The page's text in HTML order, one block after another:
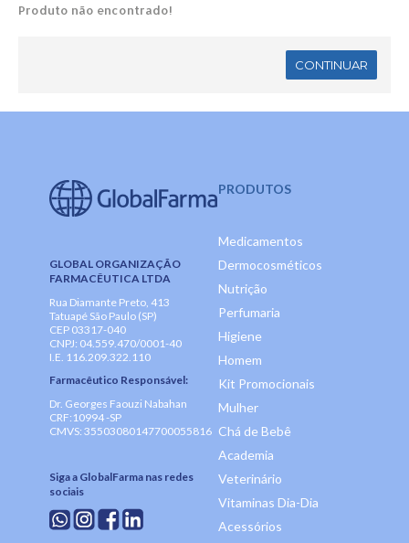
Produto não encontrado!
CONTINUAR
GLOBAL ORGANIZAÇÃO
FARMACÊUTICA LTDA
Rua Diamante Preto, 413
Tatuapé São Paulo (SP)
CEP 03317-040
CNPJ: 04.559.470/0001-40
I.E. 116.209.322.110
Farmacêutico Responsável:
Dr. Georges Faouzi Nabahan
CRF:10994 -SP
CMVS: 35503080147700055816
Siga a GlobalFarma nas redes
sociais
PRODUTOS
Medicamentos
Dermocosméticos
Nutrição
Perfumaria
Higiene
Homem
Kit Promocionais
Mulher
Chá de Bebê
Academia
Veterinário
Vitaminas Dia-Dia
Acessórios